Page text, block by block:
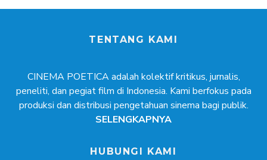
TENTANG KAMI
CINEMA POETICA adalah kolektif kritikus, jurnalis,
peneliti, dan pegiat film di Indonesia. Kami berfokus pada
produksi dan distribusi pengetahuan sinema bagi publik.
SELENGKAPNYA
HUBUNGI KAMI